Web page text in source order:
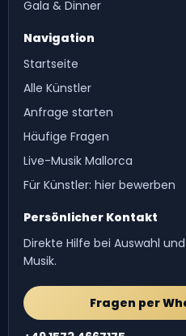
Gala & Dinner
Navigation
Startseite
Alle Künstler
Anfrage starten
Häufige Fragen
Live-Musik Mallorca
Für Künstler: hier bewerben
Persönlicher Kontakt
Direkte Hilfe bei Auswahl
Musik.
Fragen per